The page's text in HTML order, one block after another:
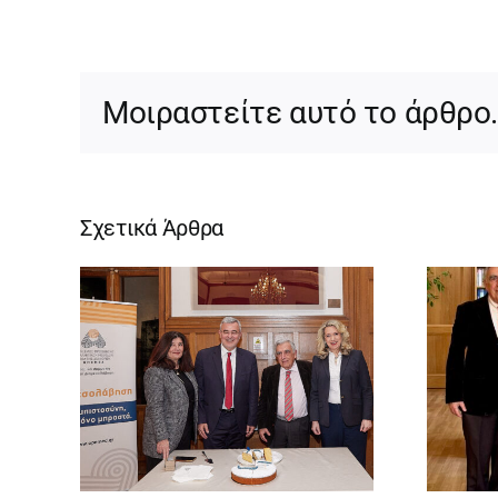
Μοιραστείτε αυτό το άρθρο.
Σχετικά Άρθρα